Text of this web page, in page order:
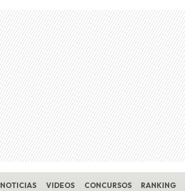
NOTICIAS VIDEOS CONCURSOS RANKING